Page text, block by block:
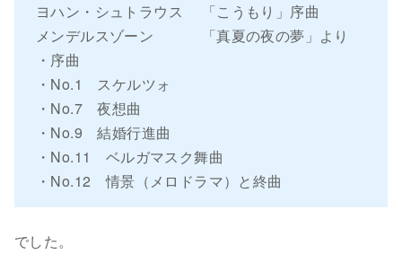
ヨハン・シュトラウス 「こうもり」序曲
メンデルスゾーン 「真夏の夜の夢」より
・序曲
・No.1 スケルツォ
・No.7 夜想曲
・No.9 結婚行進曲
・No.11 ベルガマスク舞曲
・No.12 情景（メロドラマ）と終曲
でした。